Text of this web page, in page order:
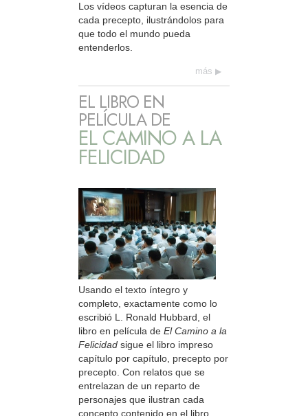
Los vídeos capturan la esencia de
cada precepto, ilustrándolos para
que todo el mundo pueda
entenderlos.
más
EL LIBRO EN
PELÍCULA DE
EL CAMINO A LA
FELICIDAD
Usando el texto íntegro y
completo, exactamente como lo
escribió L. Ronald Hubbard, el
libro en película de El Camino a la
Felicidad sigue el libro impreso
capítulo por capítulo, precepto por
precepto. Con relatos que se
entrelazan de un reparto de
personajes que ilustran cada
concepto contenido en el libro.